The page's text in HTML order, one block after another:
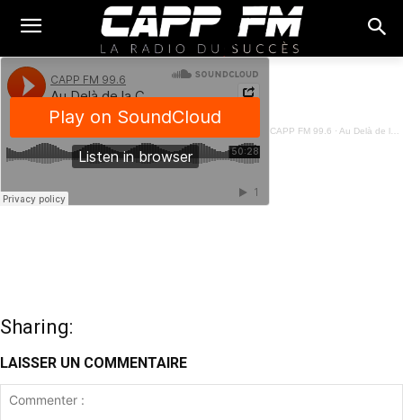
CAPP FM 99.6 · Au Delà de la Chronique - 08 Juin 2023
Sharing:
LAISSER UN COMMENTAIRE